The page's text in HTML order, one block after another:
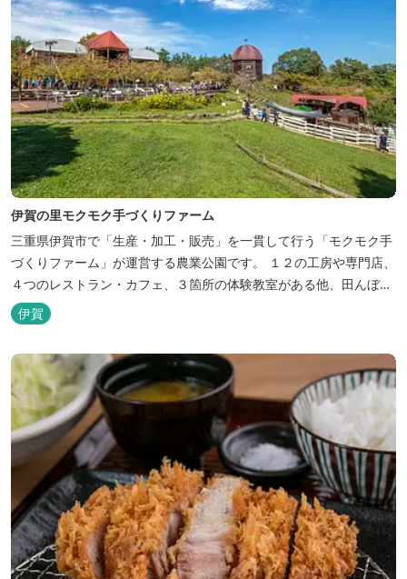
伊賀の里モクモク手づくりファーム
三重県伊賀市で「生産・加工・販売」を一貫して行う「モクモク手
づくりファーム」が運営する農業公園です。 １２の工房や専門店、
４つのレストラン・カフェ、３箇所の体験教室がある他、田んぼや
いかだ池など、「自然や農業」を身近に感じて楽しんでいただける
遊び場もあります。 園内では、ミニブタくんたちのショーを見た
り、ウインナーづくりやパンづくりなどの手づくり体験教室や、食
農体験プログラムに参加したり...
伊賀